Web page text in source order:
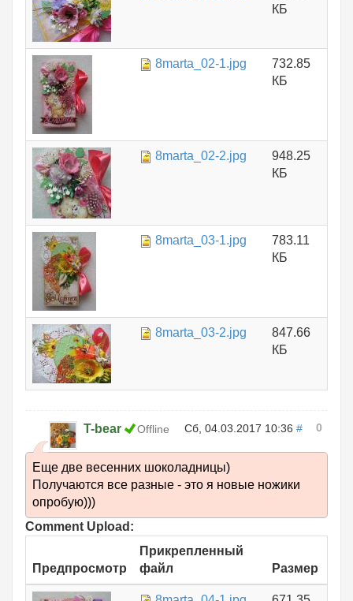
КБ
8marta_02-1.jpg
732.85
КБ
8marta_02-2.jpg
948.25
КБ
8marta_03-1.jpg
783.11
КБ
8marta_03-2.jpg
847.66
КБ
T-bear Offline Сб, 04.03.2017 10:36 # 0
Еще две весенних шоколадницы)
Получаются все разные - это я новые ножики
опробую)))
Comment Upload:
Предпросмотр
Прикрепленный
файл
Размер